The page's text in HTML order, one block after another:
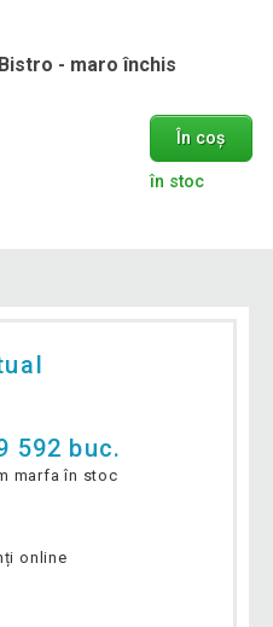
- maro închis
În coș
în stoc
592 buc.
marfa în stoc
online